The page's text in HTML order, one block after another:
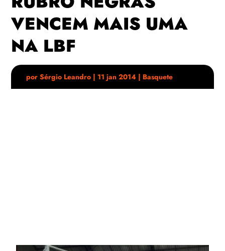
VENCEM MAIS UMA
NA LBF
porSérgio Leandro | 11 jan 2014 | Basquete